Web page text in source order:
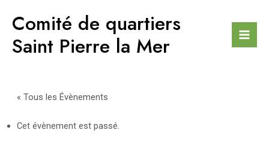
Comité de quartiers
Saint Pierre la Mer
« Tous les Évènements
Cet évènement est passé.